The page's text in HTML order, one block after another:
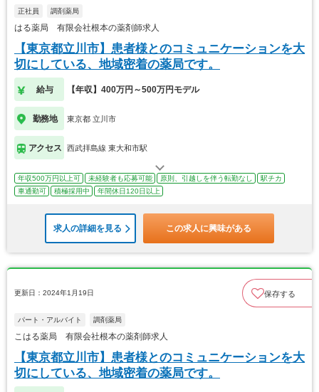
正社員 調剤薬局
はる薬局 有限会社根本の薬剤師求人
【東京都立川市】患者様とのコミュニケーションを大
切にしている、地域密着の薬局です。
給与 【年収】400万円～500万円モデル
勤務地 東京都 立川市
アクセス 西武拝島線 東大和市駅
年収500万円以上可 未経験者も応募可能 原則、引越しを伴う転勤なし
駅チカ
車通勤可
積極採用中 年間休日120日以上
求人の詳細を見る この求人に興味がある
更新日：2024年1月19日 保存する
パート・アルバイト 調剤薬局
こはる薬局 有限会社根本の薬剤師求人
【東京都立川市】患者様とのコミュニケーションを大
切にしている、地域密着の薬局です。